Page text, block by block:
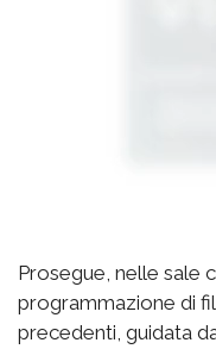
Prosegue, nelle sale
programmazione di
precedenti, guidata